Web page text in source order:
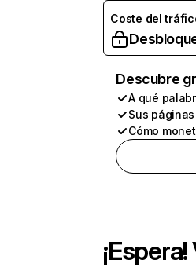
Coste del
Descubre
A qué
Sus
Cómo